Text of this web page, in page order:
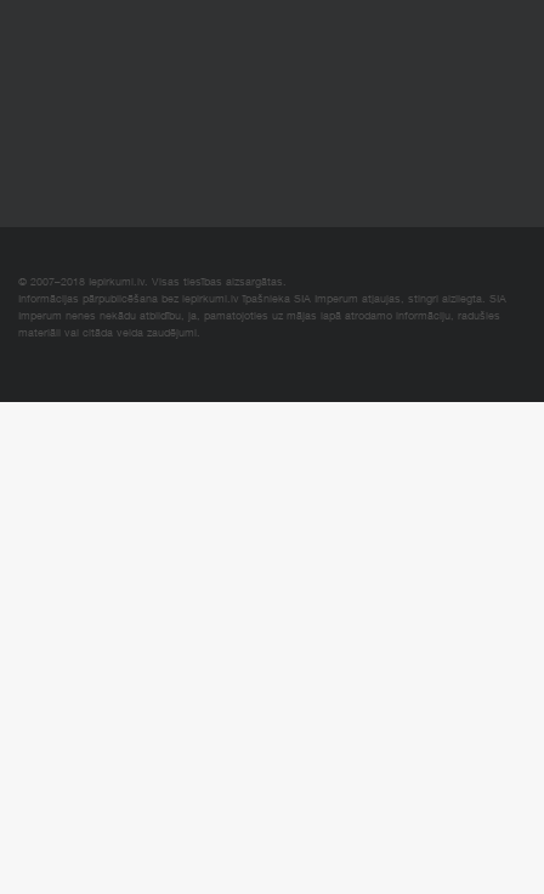
© 2007–2018 Iepirkumi.lv. Visas tiesības aizsargātas.
Informācijas pārpublicēšana bez iepirkumi.lv īpašnieka SIA Imperum atļaujas, stingri aizliegta. SIA
Imperum nenes nekādu atbildību, ja, pamatojoties uz mājas lapā atrodamo informāciju, radušies
materiāli vai citāda veida zaudējumi.